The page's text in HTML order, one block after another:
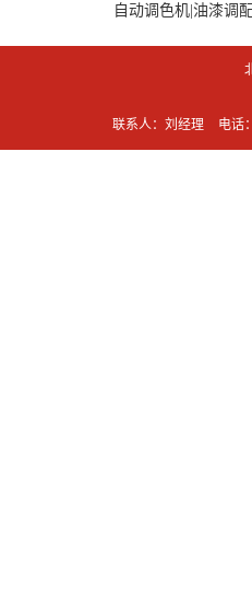
自动调色机|油漆调
联系人：刘经理 电话